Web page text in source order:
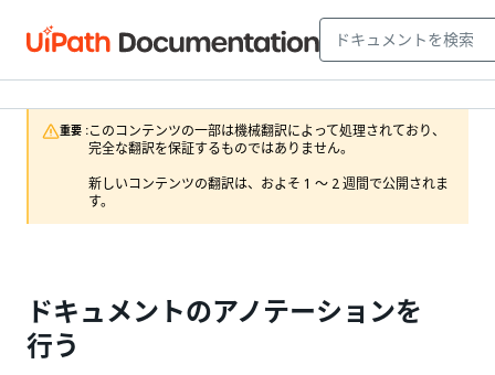
重要 :このコンテンツの一部は機械翻訳によって処理されており、
完全な翻訳を保証するものではありません。
新しいコンテンツの翻訳は、およそ 1 ～ 2 週間で公開されま
す。
ドキュメントのアノテーションを
行う